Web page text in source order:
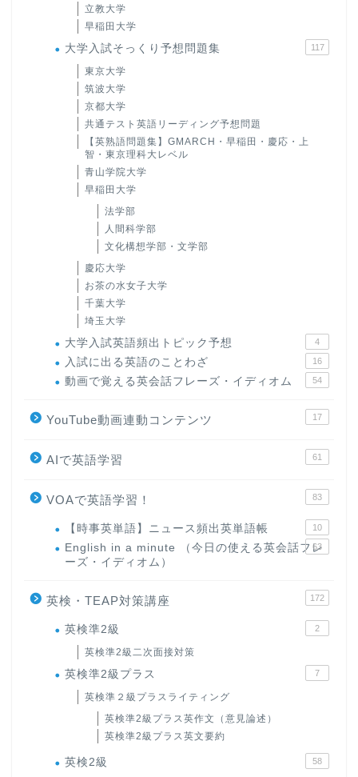
立教大学
早稲田大学
大学入試そっくり予想問題集 117
東京大学
筑波大学
京都大学
共通テスト英語リーディング予想問題
【英熟語問題集】GMARCH・早稲田・慶応・上
智・東京理科大レベル
青山学院大学
早稲田大学
法学部
人間科学部
文化構想学部・文学部
慶応大学
お茶の水女子大学
千葉大学
埼玉大学
大学入試英語頻出トピック予想 4
入試に出る英語のことわざ 16
動画で覚える英会話フレーズ・イディオム 54
YouTube動画連動コンテンツ 17
AIで英語学習 61
VOAで英語学習！ 83
【時事英単語】ニュース頻出英単語帳 10
English in a minute （今日の使える英会話フレ
ーズ・イディオム）
63
英検・TEAP対策講座 172
英検準2級 2
英検準2級二次面接対策
英検準2級プラス 7
英検準２級プラスライティング
英検準2級プラス英作文（意見論述）
英検準2級プラス英文要約
英検2級 58